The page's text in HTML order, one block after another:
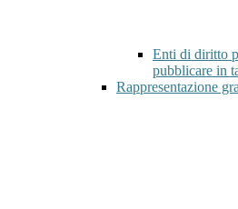
Enti di diritto
pubblicare in
Rappresentazione